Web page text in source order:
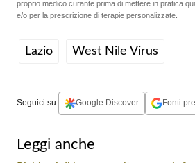
proprio medico curante prima di mettere in pratica
e/o per la prescrizione di terapie personalizzate.
Lazio West Nile Virus
Seguici su: Google Discover Fonti
Leggi anche